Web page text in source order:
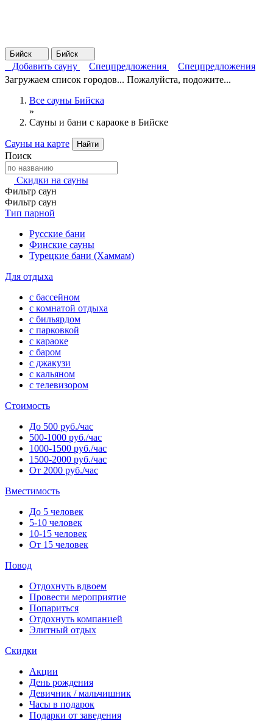
Бийск Бийск
Добавить сауну Спецпредложения
Спецпредложения
Загружаем список городов... Пожалуйста, подожите...
Все сауны Бийска
»
Сауны и бани с караоке в Бийске
Сауны на карте Найти
Поиск
Скидки на сауны
Фильтр саун
Фильтр саун
Тип парной
Русские бани
Финские сауны
Турецкие бани (Хаммам)
Для отдыха
с бассейном
с комнатой отдыха
с бильярдом
с парковкой
с караоке
с баром
с джакузи
с кальяном
с телевизором
Стоимость
До 500 руб./час
500-1000 руб./час
1000-1500 руб./час
1500-2000 руб./час
От 2000 руб./час
Вместимость
До 5 человек
5-10 человек
10-15 человек
От 15 человек
Повод
Отдохнуть вдвоем
Провести мероприятие
Попариться
Отдохнуть компанией
Элитный отдых
Скидки
Акции
День рождения
Девичник / мальчишник
Часы в подарок
Подарки от заведения